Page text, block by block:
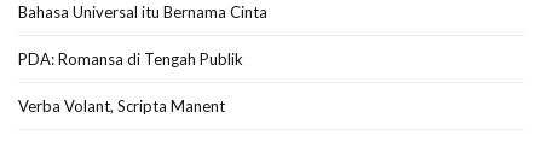
Bahasa Universal itu Bernama Cinta
PDA: Romansa di Tengah Publik
Verba Volant, Scripta Manent